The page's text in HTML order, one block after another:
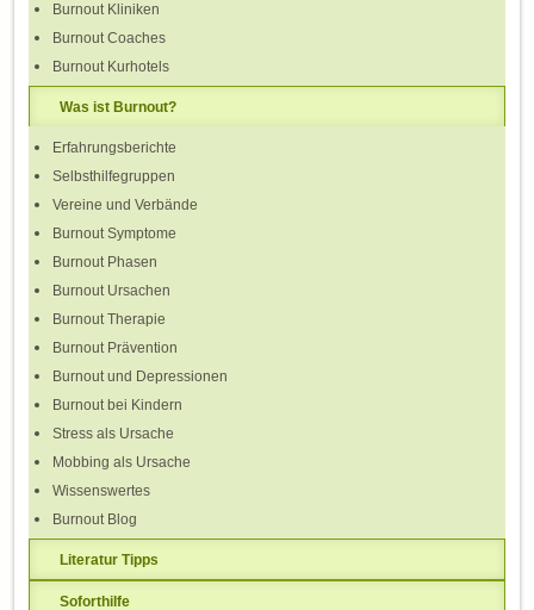
Burnout Kliniken
Burnout Coaches
Burnout Kurhotels
Was ist Burnout?
Erfahrungsberichte
Selbsthilfegruppen
Vereine und Verbände
Burnout Symptome
Burnout Phasen
Burnout Ursachen
Burnout Therapie
Burnout Prävention
Burnout und Depressionen
Burnout bei Kindern
Stress als Ursache
Mobbing als Ursache
Wissenswertes
Burnout Blog
Literatur Tipps
Soforthilfe